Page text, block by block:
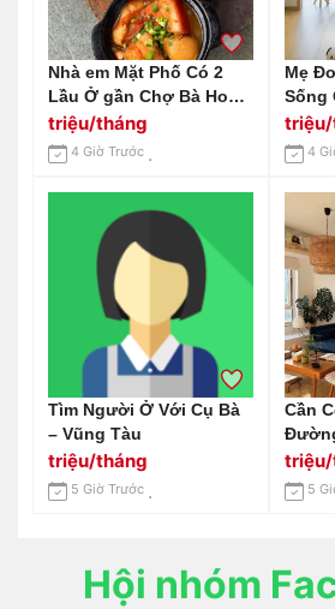
Nhà em Mặt Phố Có 2
Lầu Ở gần Chợ Bà Hom-
Bình Tân. Muốn Tìm Chị
Dưới 59 Tuổi Về Làm
Công Việc Nhà
triệu/tháng
4 Giờ Trước
Mẹ
Sống
Cần
,nhà
Ở Lại
4
Tìm Người Ở Với Cụ Bà
– Vũng Tàu
triệu/tháng
5 Giờ Trước
Cần
-
5
Hội nhóm